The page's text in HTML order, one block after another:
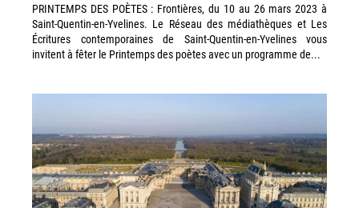
PRINTEMPS DES POÈTES : Frontières, du 10 au 26 mars 2023 à
Saint-Quentin-en-Yvelines. Le Réseau des médiathèques et Les
Écritures contemporaines de Saint-Quentin-en-Yvelines vous
invitent à fêter le Printemps des poètes avec un programme de...